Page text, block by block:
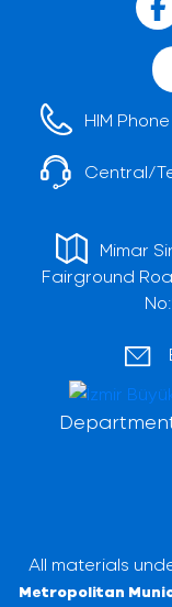
HIM
Central/
Mimar
Fairground
All materials
Metropolitan